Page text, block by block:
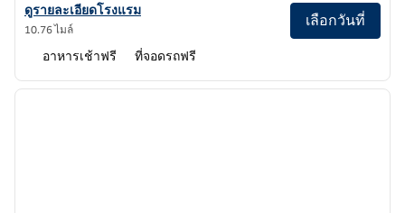
ดูรายละเอียดโรงแรมสําหรับ Home2 Suites by Hilton Jacksonville
ดูรายละเอียดโรงแรม
10.76 ไมล์
เลือกวันที่
อาหารเช้าฟรี ที่จอดรถฟรี
1 จาก 12
ภาพถั